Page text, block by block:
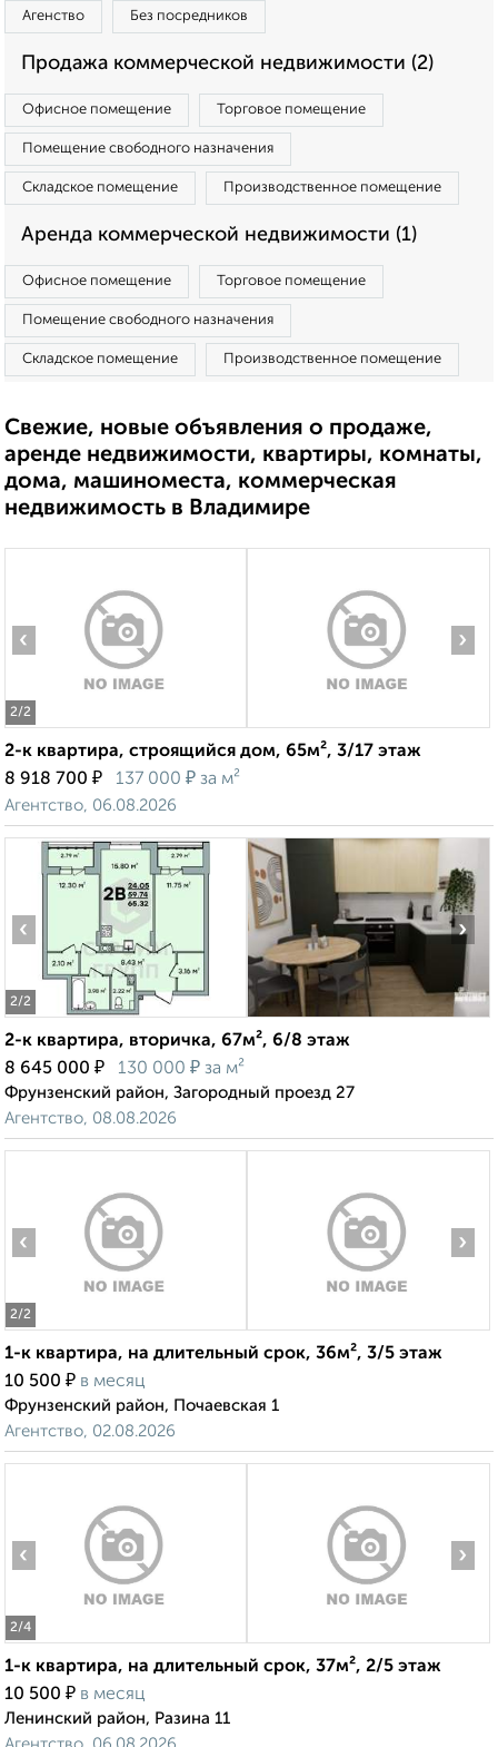
Агенство Без посредников
Продажа коммерческой недвижимости (2)
Офисное помещение Торговое помещение
Помещение свободного назначения
Складское помещение Производственное помещение
Аренда коммерческой недвижимости (1)
Офисное помещение Торговое помещение
Помещение свободного назначения
Складское помещение Производственное помещение
Свежие, новые объявления о продаже,
аренде недвижимости, квартиры, комнаты,
дома, машиноместа, коммерческая
недвижимость в Владимире
2/2
‹ ›
2-к квартира, строящийся дом, 65м², 3/17 этаж
8 918 700 ₽ 137 000 ₽ за м²
Агентство, 06.08.2026
2/2
‹ ›
2-к квартира, вторичка, 67м², 6/8 этаж
8 645 000 ₽ 130 000 ₽ за м²
Фрунзенский район, Загородный проезд 27
Агентство, 08.08.2026
2/2
‹ ›
1-к квартира, на длительный срок, 36м², 3/5 этаж
10 500 ₽ в месяц
Фрунзенский район, Почаевская 1
Агентство, 02.08.2026
2/4
‹ ›
1-к квартира, на длительный срок, 37м², 2/5 этаж
10 500 ₽ в месяц
Ленинский район, Разина 11